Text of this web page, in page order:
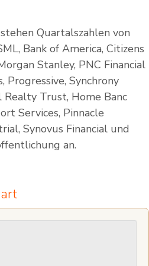
Quartalszahlen von
Bank of America, Citizens
Stanley, PNC Financial
Progressive, Synchrony
Realty Trust, Home Banc
Services, Pinnacle
Synovus Financial und
an.